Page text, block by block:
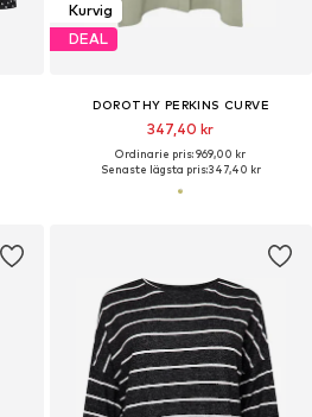
Kurvig
DEAL
DOROTHY PERKINS CURVE
347,40 kr
Ordinarie pris: 969,00 kr
Senaste lägsta pris:347,40 kr